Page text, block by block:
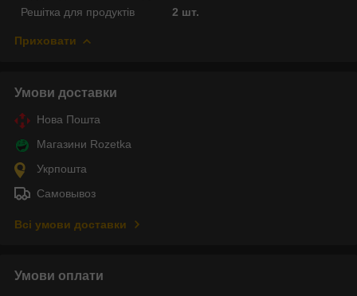
Решітка для продуктів
2 шт.
Приховати
Умови доставки
Нова Пошта
Магазини Rozetka
Укрпошта
Самовывоз
Всі умови доставки
Умови оплати